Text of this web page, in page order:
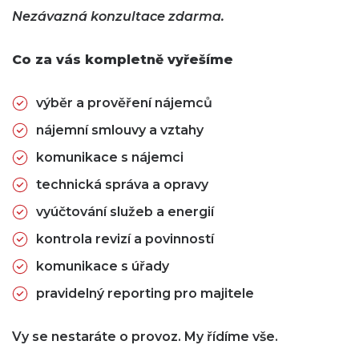
Nezávazná konzultace zdarma.
Co za vás kompletně vyřešíme
výběr a prověření nájemců
nájemní smlouvy a vztahy
komunikace s nájemci
technická správa a opravy
vyúčtování služeb a energií
kontrola revizí a povinností
komunikace s úřady
pravidelný reporting pro majitele
Vy se nestaráte o provoz. My řídíme vše.